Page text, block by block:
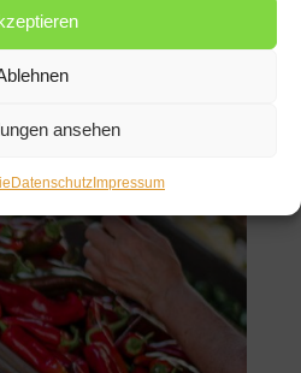
ansehen
DatenschutzImpressum